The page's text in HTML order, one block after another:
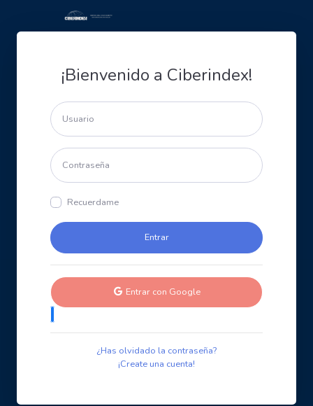
¡Bienvenido a Ciberindex!
Recuerdame
Entrar con Google
¿Has olvidado la contraseña?
¡Create una cuenta!